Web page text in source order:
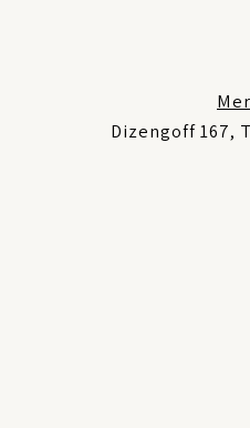
Dizengoff